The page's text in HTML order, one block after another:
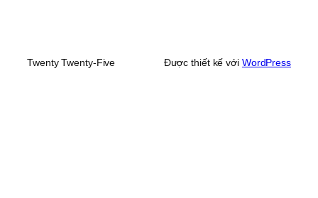
Twenty Twenty-Five Được thiết kế với WordPress